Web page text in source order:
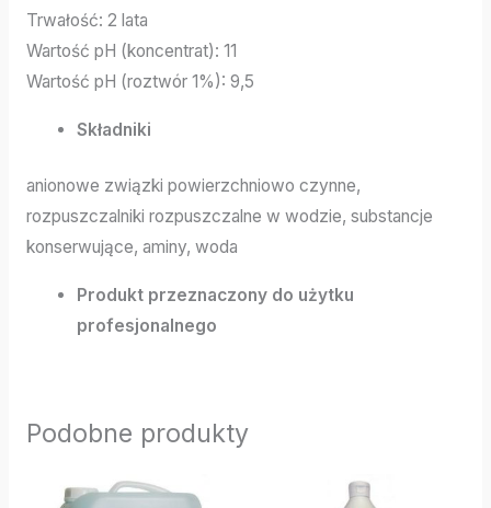
Trwałość: 2 lata
Wartość pH (koncentrat): 11
Wartość pH (roztwór 1%): 9,5
Składniki
anionowe związki powierzchniowo czynne,
rozpuszczalniki rozpuszczalne w wodzie, substancje
konserwujące, aminy, woda
Produkt przeznaczony do użytku
profesjonalnego
Podobne produkty